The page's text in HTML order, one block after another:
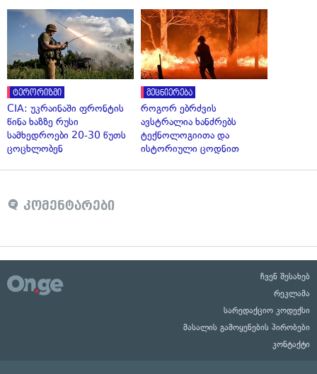
ტერორიზმი
CIA: უკრაინაში ფრონტის
წინა ხაზზე რუსი
სამხედროები 20-30 წუთს
ცოცხლობენ
მეცნიერება
როგორ ებრძვის
ავსტრალია ხანძრებს
ტექნოლოგიითა და
ისტორიული ცოდნით
კომენტარები
ჩვენ შესახებ
რეკლამა
სარედაქციო კოდექსი
მასალის გამოყენების პირობები
კონტაქტი